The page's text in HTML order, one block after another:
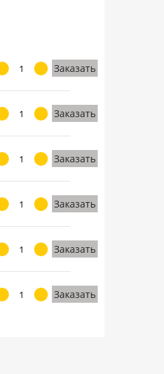
Заказать
Заказать
Заказать
Заказать
Заказать
Заказать